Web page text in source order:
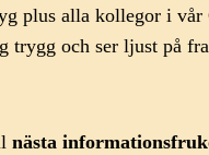
plus alla kollegor i vår
trygg och ser ljust på
nästa